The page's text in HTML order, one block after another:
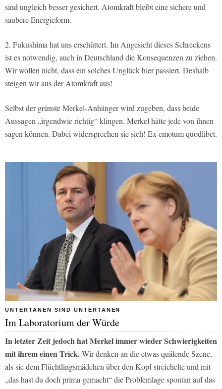
sind ungleich besser gesichert. Atomkraft bleibt eine sichere und
saubere Energieform.
2. Fukushima hat uns erschüttert. Im Angesicht dieses Schreckens
ist es notwendig, auch in Deutschland die Konsequenzen zu ziehen.
Wir wollen nicht, dass ein solches Unglück hier passiert. Deshalb
steigen wir aus der Atomkraft aus!
Selbst der grünste Merkel-Anhänger wird zugeben, dass beide
Aussagen „irgendwie richtig“ klingen. Merkel hätte jede von ihnen
sagen können. Dabei widersprechen sie sich! Ex emotum quodlibet.
UNTERTANEN SIND UNTERTANEN
Im Laboratorium der Würde
In letzter Zeit jedoch hat Merkel immer wieder Schwierigkeiten
mit ihrem einen Trick.Wir denken an die etwas quälende Szene,
als sie dem Flüchtlingsmädchen über den Kopf streichelte und mit
„das hast du doch prima gemacht“ die Problemlage spontan auf das